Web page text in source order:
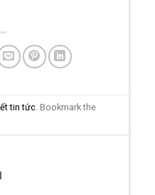
tin tức. Bookmark the